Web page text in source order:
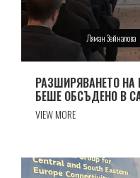
Ляман Зейналова
РАЗШИРЯВАНЕТО
БЕШЕ ОБСЪДЕНО В
VIEW MORE